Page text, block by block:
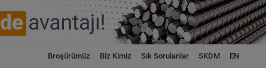
Broşürümüz Biz Kimiz Sık Sorulanlar SKDM EN